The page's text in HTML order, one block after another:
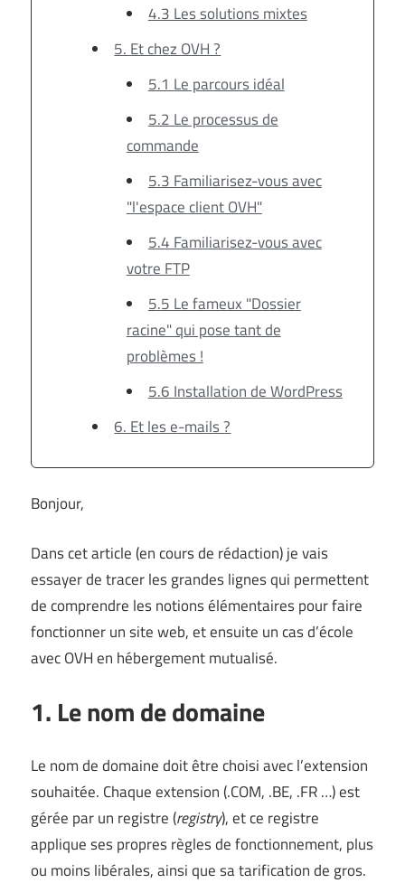
4.3 Les solutions mixtes
5. Et chez OVH ?
5.1 Le parcours idéal
5.2 Le processus de
commande
5.3 Familiarisez-vous avec
"l'espace client OVH"
5.4 Familiarisez-vous avec
votre FTP
5.5 Le fameux "Dossier
racine" qui pose tant de
problèmes !
5.6 Installation de WordPress
6. Et les e-mails ?
Bonjour,
Dans cet article (en cours de rédaction) je vais
essayer de tracer les grandes lignes qui permettent
de comprendre les notions élémentaires pour faire
fonctionner un site web, et ensuite un cas d’école
avec OVH en hébergement mutualisé.
1. Le nom de domaine
Le nom de domaine doit être choisi avec l’extension
souhaitée. Chaque extension (.COM, .BE, .FR …) est
gérée par un registre (registry), et ce registre
applique ses propres règles de fonctionnement, plus
ou moins libérales, ainsi que sa tarification de gros.